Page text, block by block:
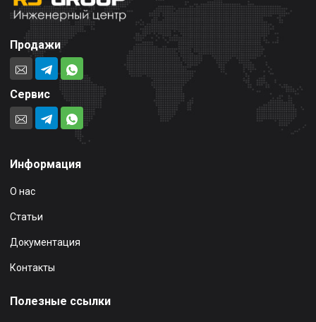
Продажи
Сервис
Информация
О нас
Статьи
Документация
Контакты
Полезные ссылки